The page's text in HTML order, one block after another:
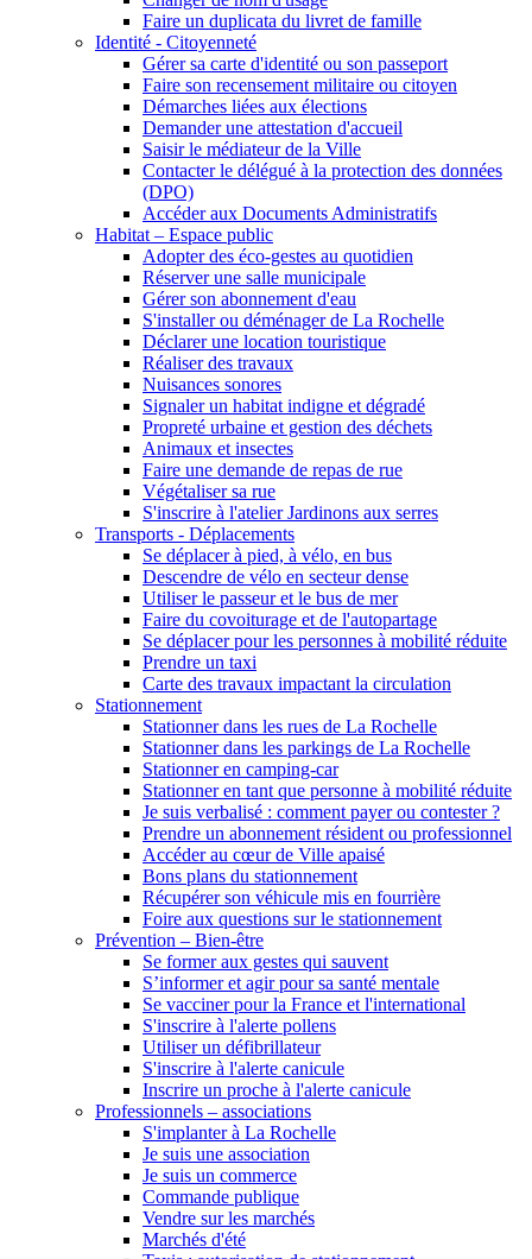
Faire un duplicata du livret de famille
Identité - Citoyenneté
Gérer sa carte d'identité ou son passeport
Faire son recensement militaire ou citoyen
Démarches liées aux élections
Demander une attestation d'accueil
Saisir le médiateur de la Ville
Contacter le délégué à la protection des données
(DPO)
Accéder aux Documents Administratifs
Habitat – Espace public
Adopter des éco-gestes au quotidien
Réserver une salle municipale
Gérer son abonnement d'eau
S'installer ou déménager de La Rochelle
Déclarer une location touristique
Réaliser des travaux
Nuisances sonores
Signaler un habitat indigne et dégradé
Propreté urbaine et gestion des déchets
Animaux et insectes
Faire une demande de repas de rue
Végétaliser sa rue
S'inscrire à l'atelier Jardinons aux serres
Transports - Déplacements
Se déplacer à pied, à vélo, en bus
Descendre de vélo en secteur dense
Utiliser le passeur et le bus de mer
Faire du covoiturage et de l'autopartage
Se déplacer pour les personnes à mobilité réduite
Prendre un taxi
Carte des travaux impactant la circulation
Stationnement
Stationner dans les rues de La Rochelle
Stationner dans les parkings de La Rochelle
Stationner en camping-car
Stationner en tant que personne à mobilité réduite
Je suis verbalisé : comment payer ou contester ?
Prendre un abonnement résident ou professionnel
Accéder au cœur de Ville apaisé
Bons plans du stationnement
Récupérer son véhicule mis en fourrière
Foire aux questions sur le stationnement
Prévention – Bien-être
Se former aux gestes qui sauvent
S’informer et agir pour sa santé mentale
Se vacciner pour la France et l'international
S'inscrire à l'alerte pollens
Utiliser un défibrillateur
S'inscrire à l'alerte canicule
Inscrire un proche à l'alerte canicule
Professionnels – associations
S'implanter à La Rochelle
Je suis une association
Je suis un commerce
Commande publique
Vendre sur les marchés
Marchés d'été